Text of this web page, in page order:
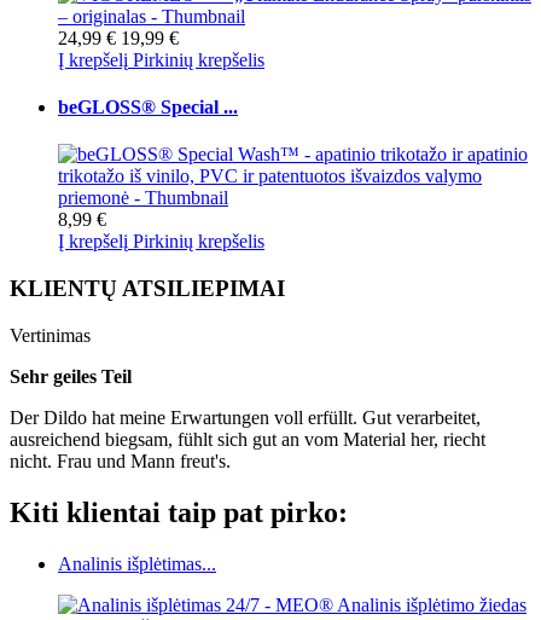
24,99 € 19,99 €
Į krepšelį Pirkinių krepšelis
beGLOSS® Special ...
8,99 €
Į krepšelį Pirkinių krepšelis
KLIENTŲ ATSILIEPIMAI
Vertinimas
Sehr geiles Teil
Der Dildo hat meine Erwartungen voll erfüllt. Gut verarbeitet,
ausreichend biegsam, fühlt sich gut an vom Material her, riecht
nicht. Frau und Mann freut's.
Kiti klientai taip pat pirko:
Analinis išplėtimas...